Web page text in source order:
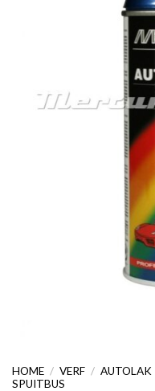
HOME / VERF / AUTOLAK
SPUITBUS